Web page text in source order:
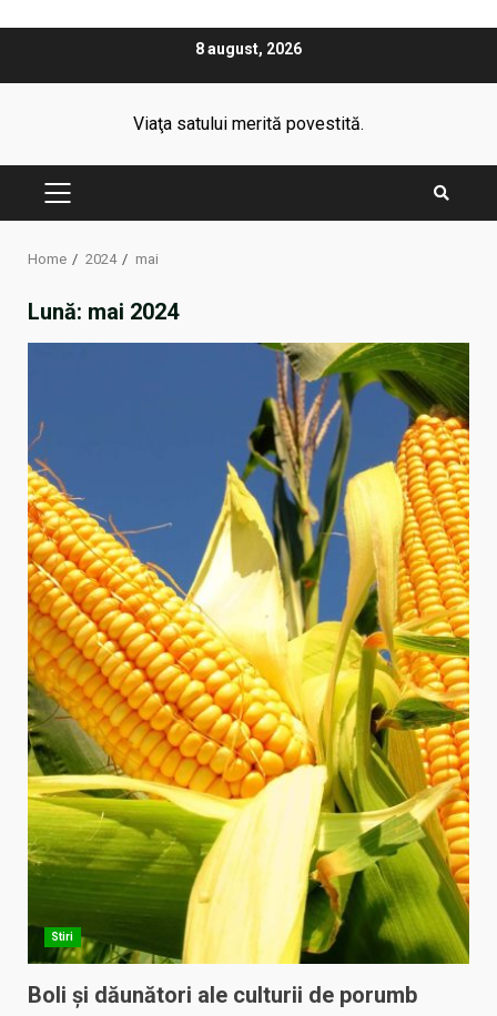
8 august, 2026
Viaţa satului merită povestită.
PRIMARY
Home 2024 mai
Lună: mai 2024
Stiri
Boli și dăunători ale culturii de porumb